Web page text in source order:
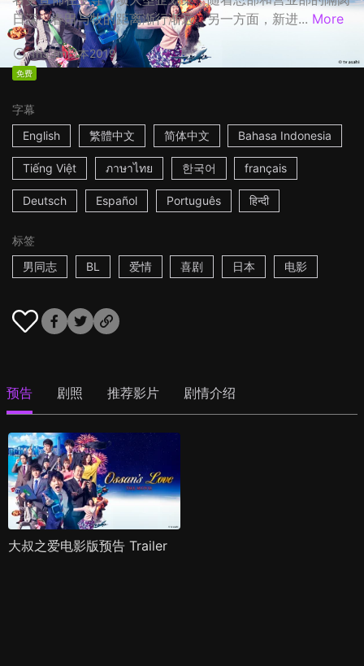
日深，春田与牧的距离渐行渐远。另一方面，新进... More
1h53m日本2019
免费
字幕
English
繁體中文 简体中文 Bahasa Indonesia
Tiếng Việt ภาษาไทย 한국어 français
Deutsch Español Português हिन्दी
标签
男同志
BL 爱情 喜剧 日本 电影
预告 剧照 推荐影片 剧情介绍
大叔之爱电影版预告 Trailer